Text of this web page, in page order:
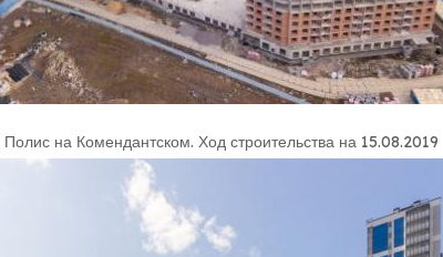
на Комендантском. Ход строительства на 15.08.2019